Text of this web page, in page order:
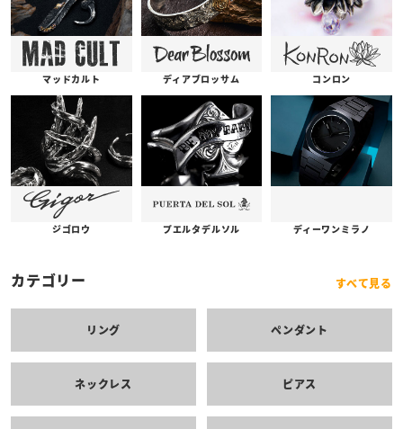
マッドカルト ディアブロッサム コンロン
ジゴロウ プエルタデルソル ディーワンミラノ
カテゴリー すべて見る
リング ペンダント
ネックレス ピアス